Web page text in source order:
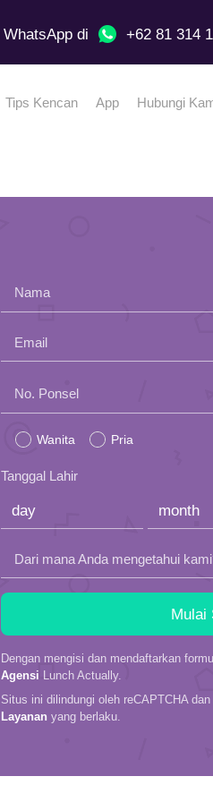
WhatsAppdi +62 81 314
Tips Kencan App Hubungi
Nama
Email
Please
field
empty.
No. Ponsel
Wanita Pria
Tanggal Lahir
Dari mana Anda mengetahui
Dengan mengisi dan mendaftarkan
Agensi Lunch Actually.
Situs ini dilindungi oleh reCAPTCHA
Layanan yang berlaku.